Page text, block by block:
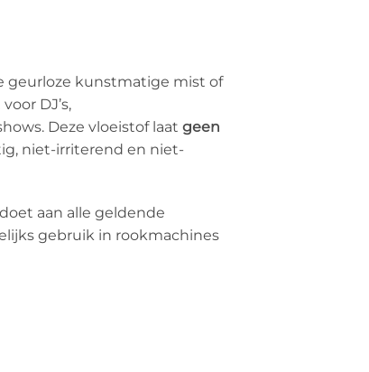
geurloze kunstmatige mist of
DJ’s,
Deze vloeistof laat geen
niet-irriterend en niet-
aan alle geldende
gebruik in rookmachines